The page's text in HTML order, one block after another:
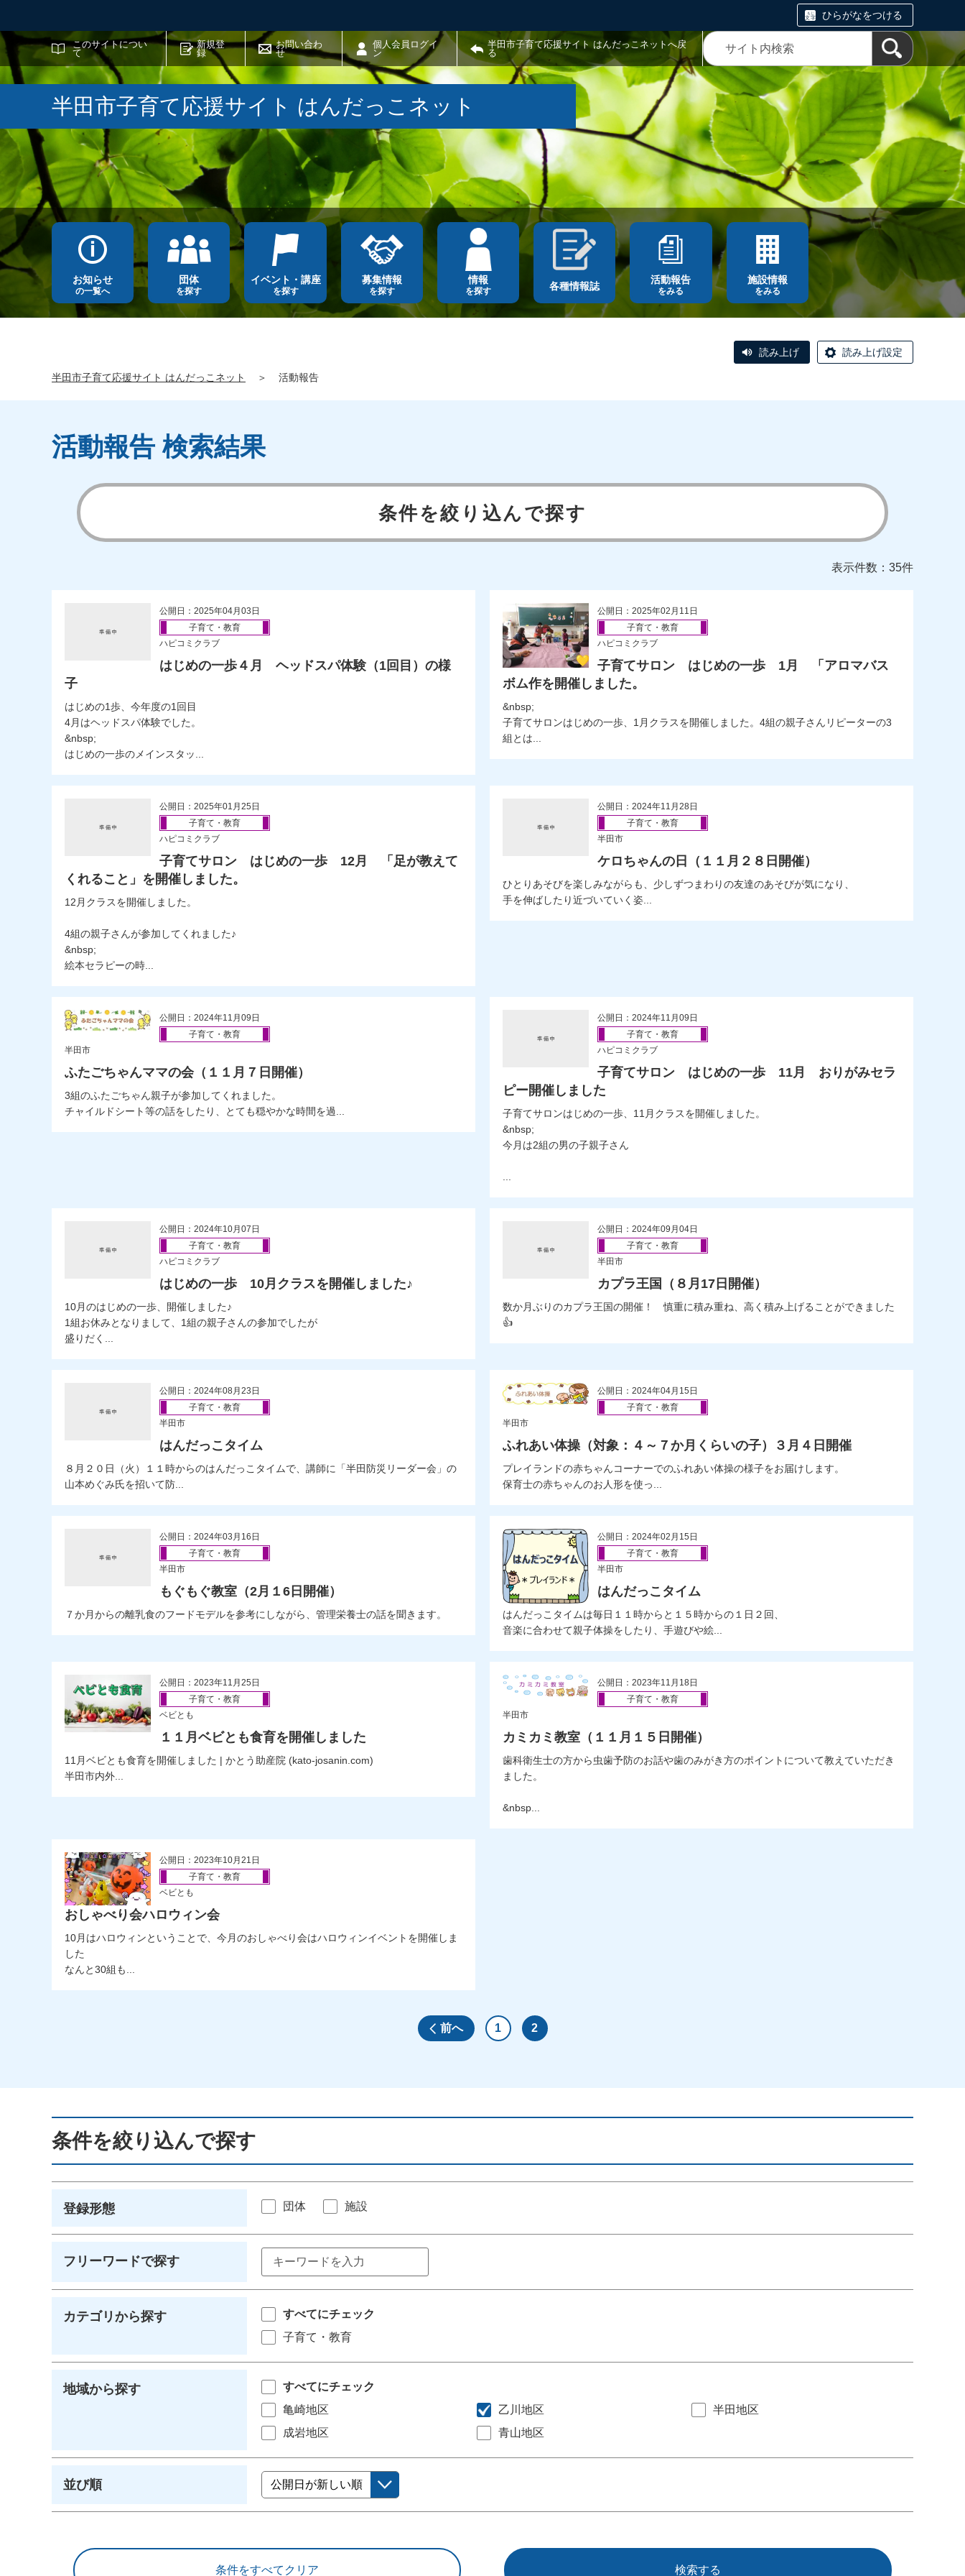
ひらがなをつける
このサイトについ
て
新規登
録
お問い合わ
せ
個人会員ログイ
ン
半田市子育て応援サイト はんだっこネットへ戻
る
サイト内検索
半田市子育て応援サイト はんだっこネット
お知らせ
の一覧へ
団体
を探す
イベント・講座
を探す
募集情報
を探す
情報
を探す 各種情報誌
活動報告
をみる
施設情報
をみる
読み上げ 読み上げ設定
半田市子育て応援サイト はんだっこネット ＞ 活動報告
活動報告 検索結果
条件を絞り込んで探す
表示件数：35件
公開日：2025年04月03日
子育て・教育
ハピコミクラブ
はじめの一歩４月 ヘッドスパ体験（1回目）の様
子
はじめの1歩、今年度の1回目
4月はヘッドスパ体験でした。
&nbsp;
はじめの一歩のメインスタッ...
公開日：2025年02月11日
子育て・教育
ハピコミクラブ
子育てサロン はじめの一歩 1月 「アロマバス
ボム作を開催しました。
&nbsp;
子育てサロンはじめの一歩、1月クラスを開催しました。4組の親子さんリピーターの3
組とは...
公開日：2025年01月25日
子育て・教育
ハピコミクラブ
子育てサロン はじめの一歩 12月 「足が教えて
くれること」を開催しました。
12月クラスを開催しました。
4組の親子さんが参加してくれました♪
&nbsp;
絵本セラピーの時...
公開日：2024年11月28日
子育て・教育
半田市
ケロちゃんの日（１１月２８日開催）
ひとりあそびを楽しみながらも、少しずつまわりの友達のあそびが気になり、
手を伸ばしたり近づいていく姿...
公開日：2024年11月09日
子育て・教育
半田市
ふたごちゃんママの会（１１月７日開催）
3組のふたごちゃん親子が参加してくれました。
チャイルドシート等の話をしたり、とても穏やかな時間を過...
公開日：2024年11月09日
子育て・教育
ハピコミクラブ
子育てサロン はじめの一歩 11月 おりがみセラ
ピー開催しました
子育てサロンはじめの一歩、11月クラスを開催しました。
&nbsp;
今月は2組の男の子親子さん
公開日：2024年10月07日
子育て・教育
ハピコミクラブ
はじめの一歩 10月クラスを開催しました♪
10月のはじめの一歩、開催しました♪
1組お休みとなりまして、1組の親子さんの参加でしたが
盛りだく...
公開日：2024年09月04日
子育て・教育
半田市
カプラ王国（８月17日開催）
数か月ぶりのカプラ王国の開催！ 慎重に積み重ね、高く積み上げることができました
👍
公開日：2024年08月23日
子育て・教育
半田市
はんだっこタイム
８月２０日（火）１１時からのはんだっこタイムで、講師に「半田防災リーダー会」の
山本めぐみ氏を招いて防...
公開日：2024年04月15日
子育て・教育
半田市
ふれあい体操（対象：４～７か月くらいの子）３月４日開催
プレイランドの赤ちゃんコーナーでのふれあい体操の様子をお届けします。
保育士の赤ちゃんのお人形を使っ...
公開日：2024年03月16日
子育て・教育
半田市
もぐもぐ教室（2月１6日開催）
７か月からの離乳食のフードモデルを参考にしながら、管理栄養士の話を聞きます。
公開日：2024年02月15日
子育て・教育
半田市
はんだっこタイム
はんだっこタイムは毎日１１時からと１５時からの１日２回、
音楽に合わせて親子体操をしたり、手遊びや絵...
公開日：2023年11月25日
子育て・教育
ベビとも
１１月ベビとも食育を開催しました
11月ベビとも食育を開催しました | かとう助産院 (kato-josanin.com)
半田市内外...
公開日：2023年11月18日
子育て・教育
半田市
カミカミ教室（１１月１５日開催）
歯科衛生士の方から虫歯予防のお話や歯のみがき方のポイントについて教えていただき
ました。
&nbsp...
公開日：2023年10月21日
子育て・教育
ベビとも
おしゃべり会ハロウィン会
10月はハロウィンということで、今月のおしゃべり会はハロウィンイベントを開催しま
した
なんと30組も...
前へ 1 2
条件を絞り込んで探す
登録形態 団体 施設
フリーワードで探す
カテゴリから探す
すべてにチェック
子育て・教育
地域から探す
すべてにチェック
亀崎地区
乙川地区
半田地区
成岩地区
青山地区
並び順
検索する